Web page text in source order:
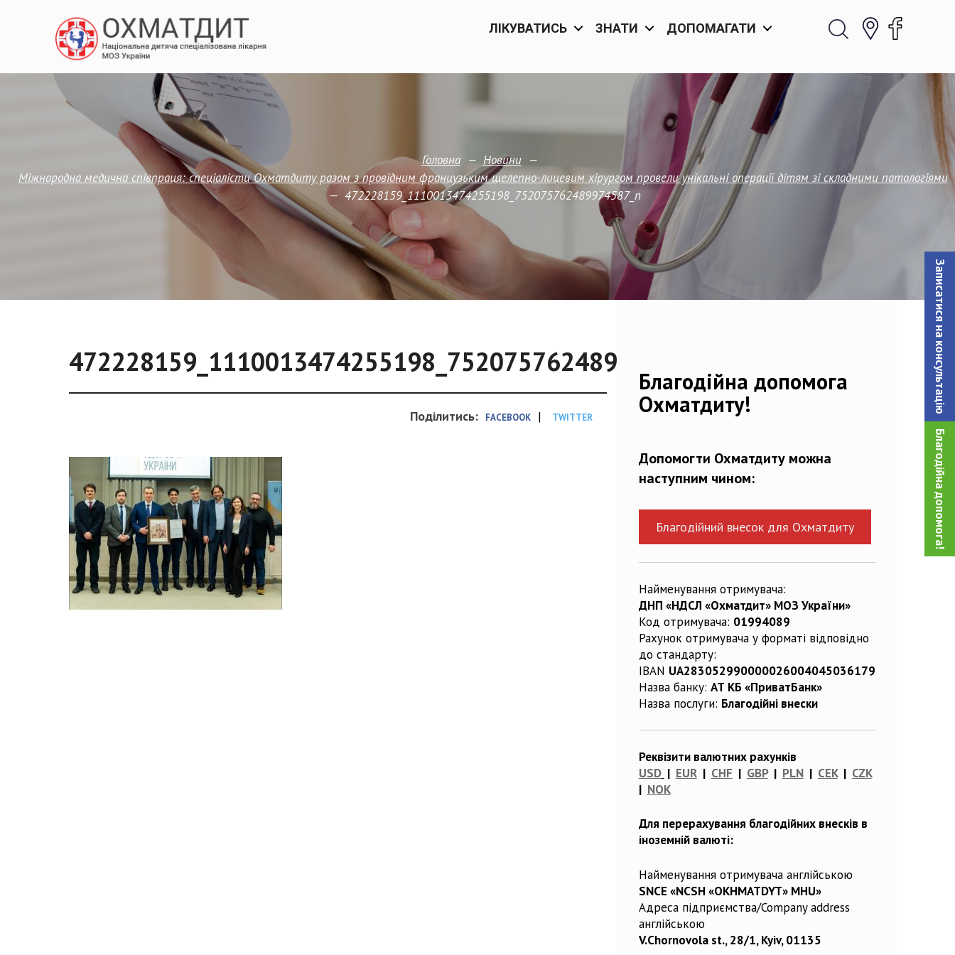
Записатися на консультацiю
Благодійна допомога!
ЛІКУВАТИСЬ ЗНАТИ ДОПОМАГАТИ
Головна — Новини —
Міжнародна медична співпраця: спеціалісти Охматдиту разом з провідним французьким щелепно-лицевим хірургом провели унікальні операції дітям зі складними патологіями
— 472228159_1110013474255198_752075762489974587_n
472228159_1110013474255198_752075762489974587_n
Поділитись: FACEBOOK | TWITTER
Благодійна допомога
Охматдиту!
Допомогти Охматдиту можна
наступним чином:
Благодійний внесок для Охматдиту
Найменування отримувача:
ДНП «НДСЛ «Охматдит» МОЗ України»
Код отримувача: 01994089
Рахунок отримувача у форматі відповідно
до стандарту:
IBAN UA283052990000026004045036179
Назва банку: АТ КБ «ПриватБанк»
Назва послуги: Благодійні внески
Реквізити валютних рахунків
USD | EUR| CHF | GBP| PLN| CEK| CZK
| NOK
Для перерахування благодійних внесків в
іноземній валюті:
Найменування отримувача англійською
SNCE «NCSH «OKHMATDYT» MHU»
Адреса підприємства/Company address
англійською
V.Chornovola st., 28/1, Kyiv, 01135